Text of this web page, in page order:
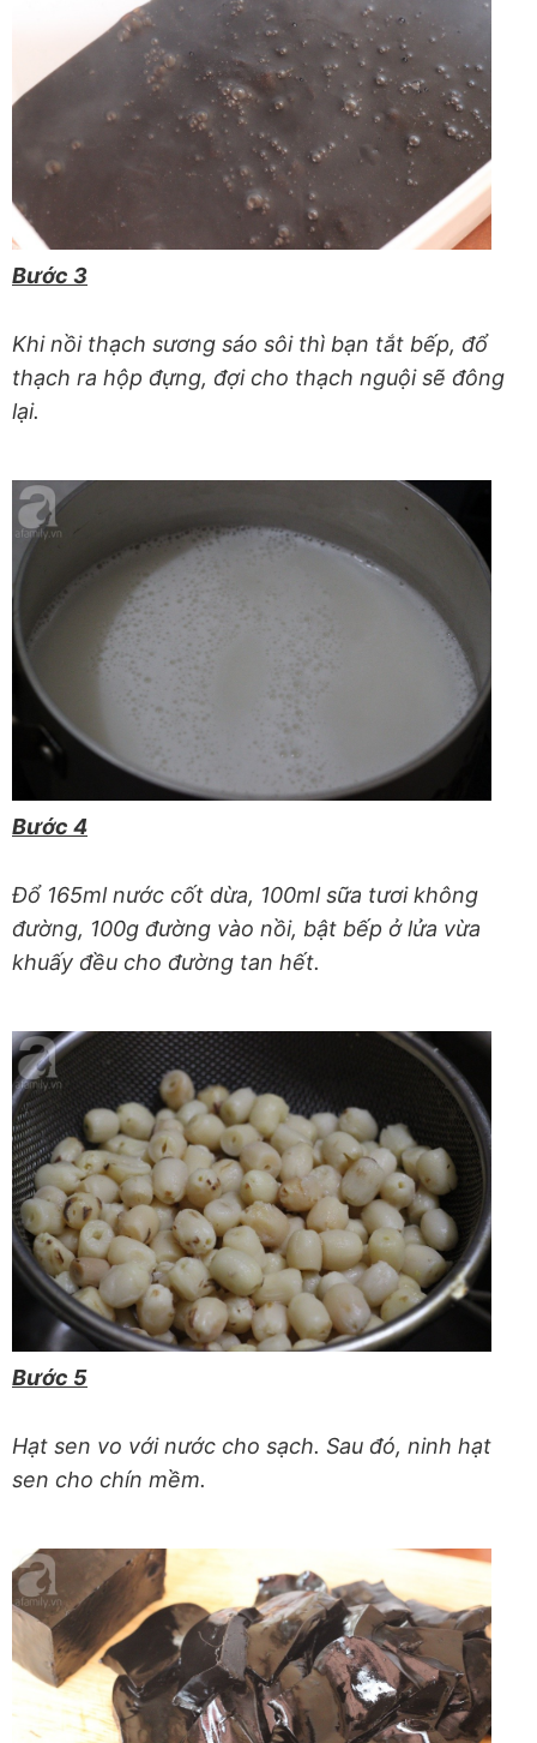
Bước 3
Khi nồi thạch sương sáo sôi thì bạn tắt bếp, đổ
thạch ra hộp đựng, đợi cho thạch nguội sẽ đông
lại.
Bước 4
Đổ 165ml nước cốt dừa, 100ml sữa tươi không
đường, 100g đường vào nồi, bật bếp ở lửa vừa
khuấy đều cho đường tan hết.
Bước 5
Hạt sen vo với nước cho sạch. Sau đó, ninh hạt
sen cho chín mềm.